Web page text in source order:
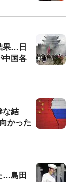
果…日
中国各
な結
かった
…島田